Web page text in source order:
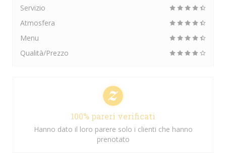
Servizio
Atmosfera
Menu
Qualità/Prezzo
100% pareri verificati
Hanno dato il loro parere solo i clienti che hanno
prenotato